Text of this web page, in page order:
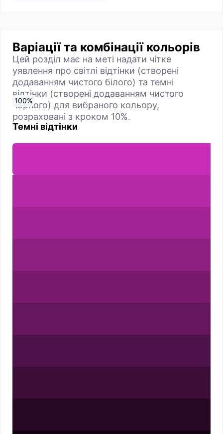
Варіації та комбінації кольорів
Цей розділ має на меті надати чітке
уявлення про світлі відтінки (створені
додаванням чистого білого) та темні
відтінки (створені додаванням чистого
чорного) для вибраного кольору,
розраховані з кроком 10%.
Темні відтінки
0%
10%
20%
30%
40%
50%
60%
70%
80%
90%
100%